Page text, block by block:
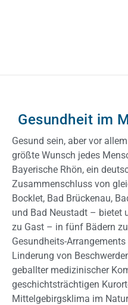
Gesundheit im
Gesund sein, aber vor
größte Wunsch jedes
Bayerische Rhön, ein
Zusammenschluss von
Bocklet, Bad Brückenau,
und Bad Neustadt – bietet
zu Gast – in fünf Bädern
Gesundheits-
Linderung von
geballter medizinischer
geschichtsträchtigen
Mittelgebirgsklima im